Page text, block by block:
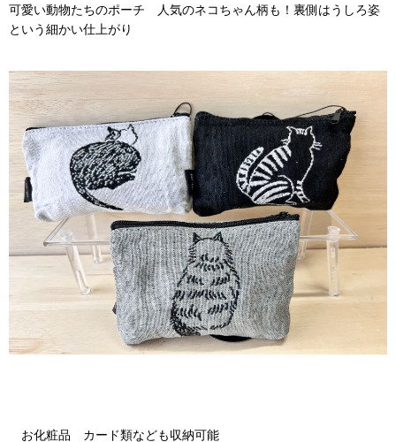
可愛い動物たちのポーチ 人気のネコちゃん柄も！裏側はうしろ姿
という細かい仕上がり
お化粧品 カード類なども収納可能